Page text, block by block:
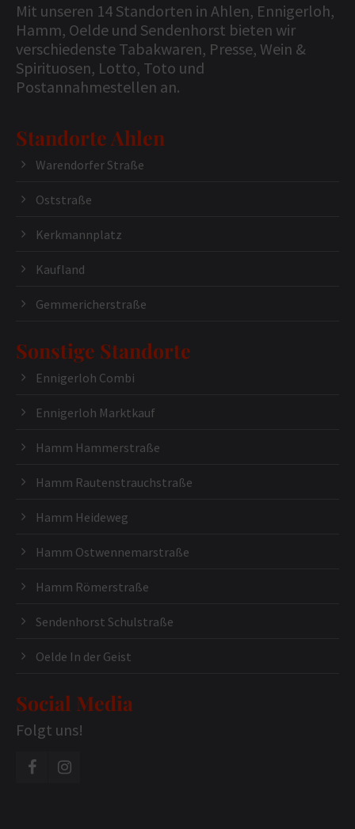
Mit unseren 14 Standorten in Ahlen, Ennigerloh,
Hamm, Oelde und Sendenhorst bieten wir
verschiedenste Tabakwaren, Presse, Wein &
Spirituosen, Lotto, Toto und
Postannahmestellen an.
Standorte Ahlen
Warendorfer Straße
Oststraße
Kerkmannplatz
Kaufland
Gemmericherstraße
Sonstige Standorte
Ennigerloh Combi
Ennigerloh Marktkauf
Hamm Hammerstraße
Hamm Rautenstrauchstraße
Hamm Heideweg
Hamm Ostwennemarstraße
Hamm Römerstraße
Sendenhorst Schulstraße
Oelde In der Geist
Social Media
Folgt uns!